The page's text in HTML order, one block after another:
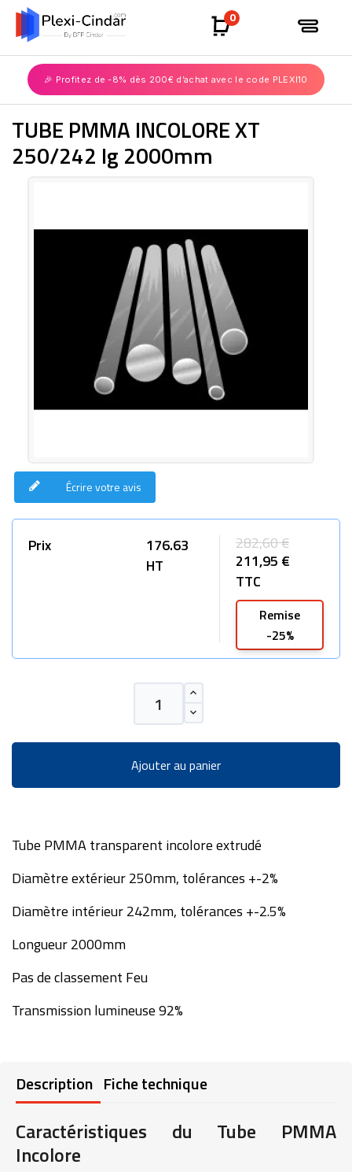
🎉 Profitez de -8% dès 200€ d’achat avec le code PLEXI10
0
TUBE PMMA INCOLORE XT
250/242 lg 2000mm
Écrire votre avis
Prix
176.63
HT
211,95 €
TTC
282,60 €
Remise
-25%
Ajouter au panier
Tube PMMA transparent incolore extrudé
Diamètre extérieur 250mm, tolérances +-2%
Diamètre intérieur 242mm, tolérances +-2.5%
Longueur 2000mm
Pas de classement Feu
Transmission lumineuse 92%
Description Fiche technique
Caractéristiques du Tube PMMA
Incolore